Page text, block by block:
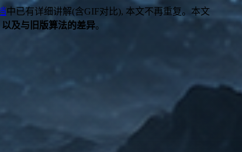
中已有详细讲解(含GIF对比), 本文不再重复。本文
及与旧版算法的差异。